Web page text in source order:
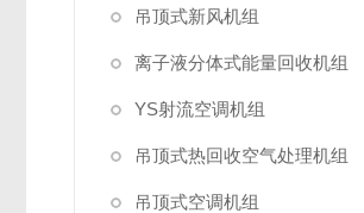
吊顶式新风机组
离子液分体式能量回收机组
YS射流空调机组
吊顶式热回收空气处理机组
吊顶式空调机组